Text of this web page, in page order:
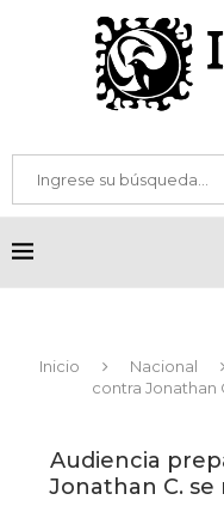
Inicio Nacional
contra Jonathan
Audiencia
Jonathan C. se